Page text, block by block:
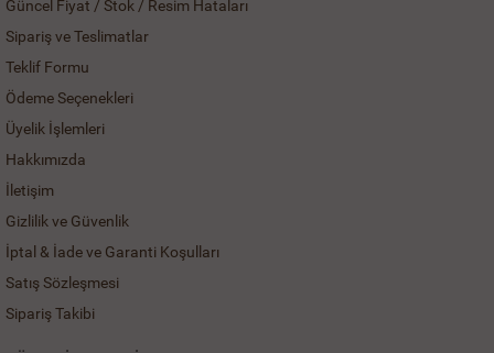
Güncel Fiyat / Stok / Resim Hataları
Sipariş ve Teslimatlar
Teklif Formu
Ödeme Seçenekleri
Üyelik İşlemleri
Hakkımızda
İletişim
Gizlilik ve Güvenlik
İptal & İade ve Garanti Koşulları
Satış Sözleşmesi
Sipariş Takibi